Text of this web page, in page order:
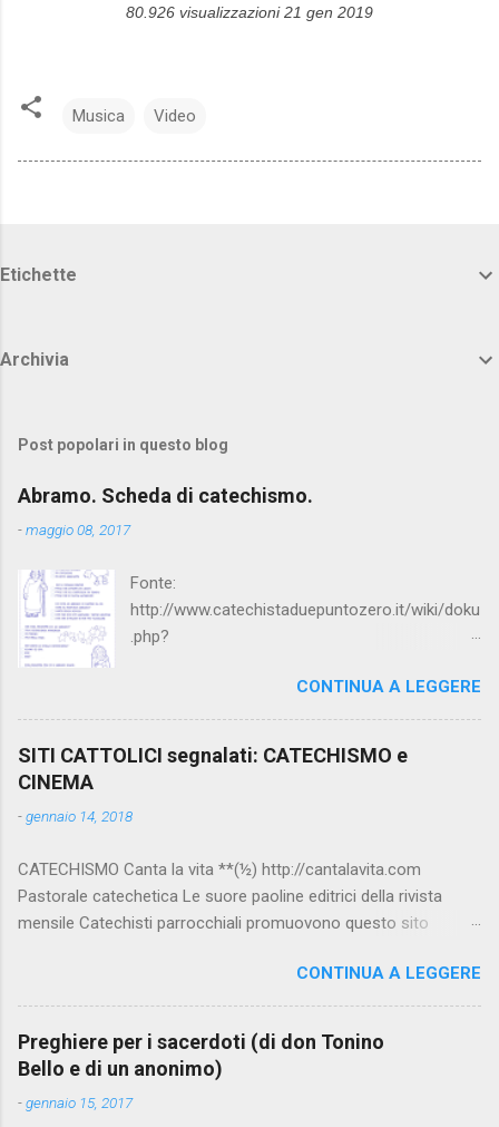
80.926 visualizzazioni 21 gen 2019
Musica Video
Etichette
Archivia
Post popolari in questo blog
Abramo. Scheda di catechismo.
-maggio 08, 2017
Fonte:
http://www.catechistaduepuntozero.it/wiki/doku
.php?
CONTINUA A LEGGERE
SITI CATTOLICI segnalati: CATECHISMO e
CINEMA
-gennaio 14, 2018
CATECHISMO Canta la vita **(½) http://cantalavita.com
Pastorale catechetica Le suore paoline editrici della rivista
mensile Catechisti parrocchiali promuovono questo sito
www.facebook.com/PaolineGiovanieVangelo/ Carimo **
http://www.carimo.it Contiene i Catechismo della Chiesa
Cattolica, la Bibbia a Fumetti (novità assoluta in internet), il
pensiero di S.Tommaso, encicliche, scritti di Albino Luciani,
oroscopo... da ridere, e altri temi interessanti. Catechismo
CONTINUA A LEGGERE
Preghiere per i sacerdoti (di don Tonino
Bello e di un anonimo)
-gennaio 15, 2017